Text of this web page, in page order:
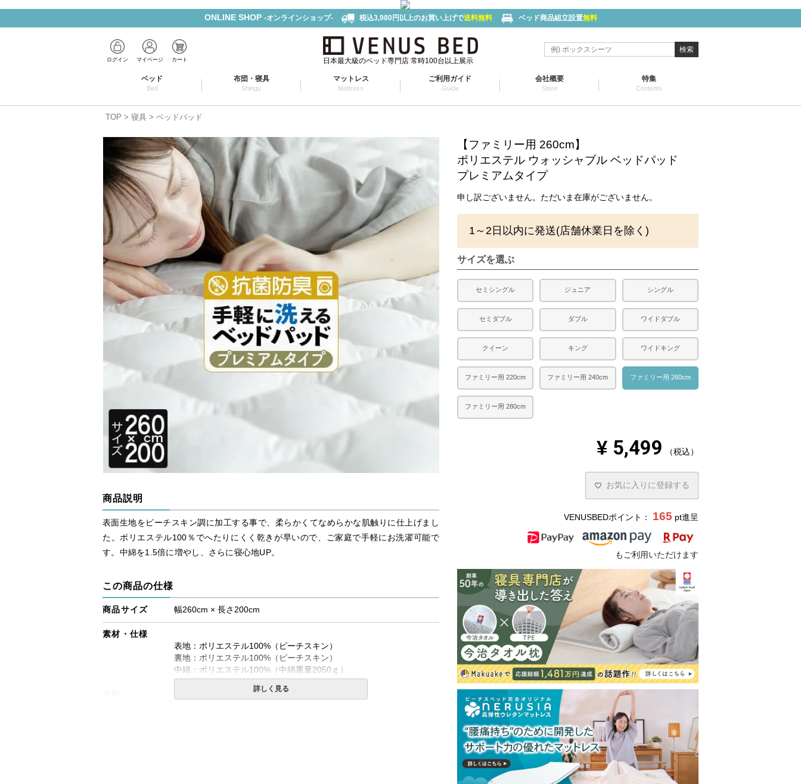
ONLINE SHOP -オンラインショップ- 税込3,980円以上のお買い上げで送料無料 ベッド商品組立設置無料
ログイン マイページ カート 日本最大級のベッド専門店 常時100台以上展示
検索
ベッド
Bed
布団・寝具
Shingu
マットレス
Mattress
ご利用ガイド
Guide
会社概要
Store
特集
Contents
TOP 寝具 ベッドパッド
商品説明
表面生地をピーチスキン調に加工する事で、柔らかくてなめらかな肌触りに仕上げまし
た。ポリエステル100％でへたりにくく乾きが早いので、ご家庭で手軽にお洗濯可能で
す。中綿を1.5倍に増やし、さらに寝心地UP。
この商品の仕様
商品サイズ 幅260cm × 長さ200cm
素材・仕様
表地：ポリエステル100%（ピーチスキン）
裏地：ポリエステル100%（ピーチスキン）
中綿：ポリエステル100%（中綿重量2050ｇ）
詳しく見る
【ファミリー用 260cm】
ポリエステル ウォッシャブル ベッドパッド
プレミアムタイプ
申し訳ございません。ただいま在庫がございません。
1～2日以内に発送(店舗休業日を除く)
サイズを選ぶ
セミシングル ジュニア シングル
セミダブル ダブル ワイドダブル
クイーン キング ワイドキング
ファミリー用 220cm ファミリー用 240cm ファミリー用 260cm
ファミリー用 280cm
¥ 5,499 税込
お気に入りに登録する
VENUSBEDポイント： 165 pt進呈
もご利用いただけます